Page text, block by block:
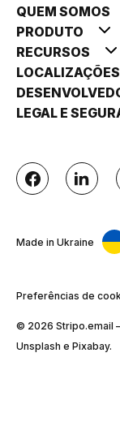
QUEM SOMOS
PRODUTO
RECURSOS
LOCALIZAÇÕES
LEGAL E
Made in Ukraine
Preferências de
© 2026 Stripо.email
Unsplash e Pixabay.